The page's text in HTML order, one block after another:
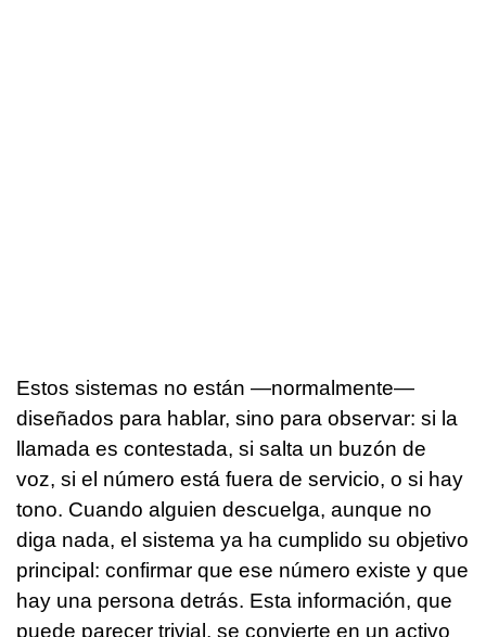
Estos sistemas no están —normalmente—
diseñados para hablar, sino para observar: si la
llamada es contestada, si salta un buzón de
voz, si el número está fuera de servicio, o si hay
tono. Cuando alguien descuelga, aunque no
diga nada, el sistema ya ha cumplido su objetivo
principal: confirmar que ese número existe y que
hay una persona detrás. Esta información, que
puede parecer trivial, se convierte en un activo